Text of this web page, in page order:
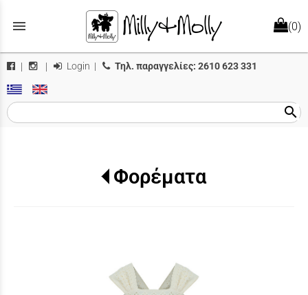
menu (0)
| | Login | Τηλ. παραγγελίες: 2610 623 331
search
Φορέματα